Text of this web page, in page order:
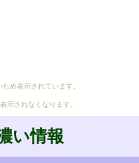
め表示されています。
示されなくなります。
い情報